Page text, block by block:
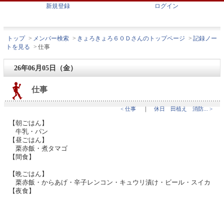
新規登録 ログイン
トップ > メンバー検索 > きょろきょろ６０Ｄさんのトップページ > 記録ノー
トを見る > 仕事
26年06月05日（金）
仕事
< 仕事 ｜ 休日 田植え 消防... >
【朝ごはん】
牛乳・パン
【昼ごはん】
栗赤飯・煮タマゴ
【間食】
【晩ごはん】
栗赤飯・からあげ・辛子レンコン・キュウリ漬け・ビール・スイカ
【夜食】